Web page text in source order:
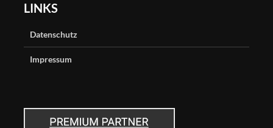
LINKS
Datenschutz
Impressum